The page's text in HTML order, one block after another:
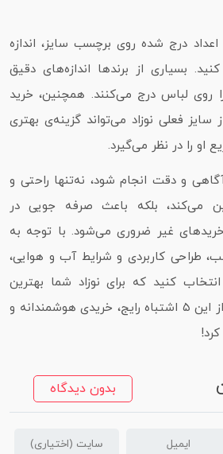
درج‌ شده روی برچسب سایز، اندازه
بسیاری از برندها اندازه‌های دقیق
روی لباس درج می‌کنند. همچنین، خرید
فعلی نوزاد می‌تواند گزینه‌ی بهتری
او را در نظر می‌گیرد.
و دقت انجام شود، نه‌تنها راحتی و
می‌کند، بلکه باعث صرفه‌ جویی در
غیر ضروری می‌شود. با توجه به
طراحی کاربردی و شرایط آب‌ و هوایی،
کنید که برای نوزاد شما بهترین
گزینه باشند. با اجتناب از این ۵ اشتباه رایج، خریدی هوشمندانه و
بدون دیدگاه